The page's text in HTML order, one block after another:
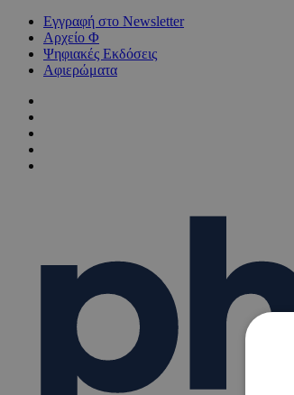
Εγγραφή στο Newsletter
Αρχείο Φ
Ψηφιακές Εκδόσεις
Αφιερώματα